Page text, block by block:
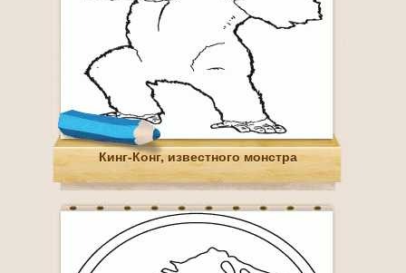
Кинг-Конг, известного монстра